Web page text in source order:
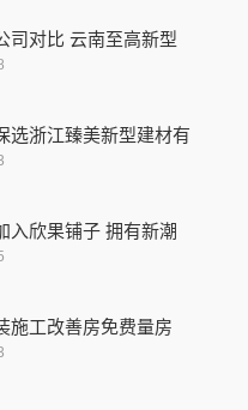
司对比 云南至高新型
选浙江臻美新型建材有
入欣果铺子 拥有新潮
施工改善房免费量房